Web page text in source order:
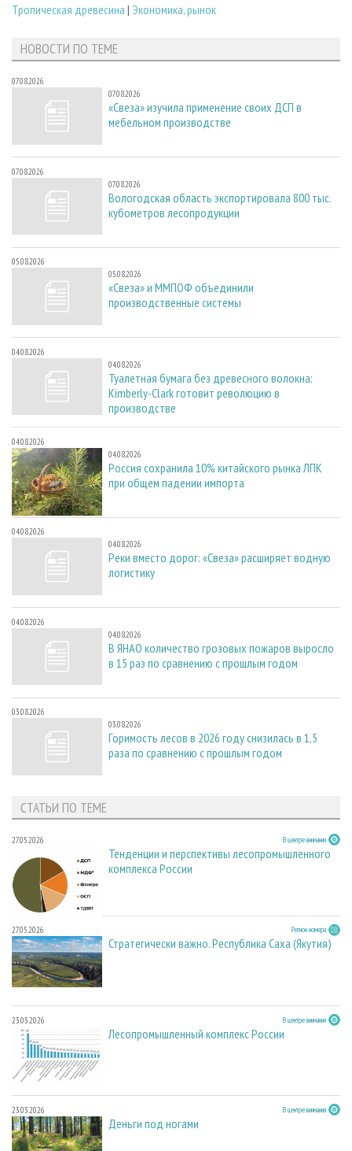
Тропическая древесина | Экономика, рынок
НОВОСТИ ПО ТЕМЕ
07.08.2026
07.08.2026
«Свеза» изучила применение своих ДСП в
мебельном производстве
07.08.2026
07.08.2026
Вологодская область экспортировала 800 тыс.
кубометров лесопродукции
05.08.2026
05.08.2026
«Свеза» и ММПОФ объединили
производственные системы
04.08.2026
04.08.2026
Туалетная бумага без древесного волокна:
Kimberly-Clark готовит революцию в
производстве
04.08.2026
04.08.2026
Россия сохранила 10% китайского рынка ЛПК
при общем падении импорта
04.08.2026
04.08.2026
Реки вместо дорог: «Свеза» расширяет водную
логистику
04.08.2026
04.08.2026
В ЯНАО количество грозовых пожаров выросло
в 15 раз по сравнению с прошлым годом
03.08.2026
03.08.2026
Горимость лесов в 2026 году снизилась в 1,5
раза по сравнению с прошлым годом
СТАТЬИ ПО ТЕМЕ
27.05.2026 В центре внимания
Тенденции и перспективы лесопромышленного
комплекса России
27.05.2026 Регион номера
Стратегически важно. Республика Саха (Якутия)
23.03.2026 В центре внимания
Лесопромышленный комплекс России
23.03.2026 В центре внимания
Деньги под ногами